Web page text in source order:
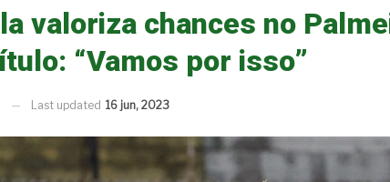
valoriza chances no
“Vamos por isso”
Last updated 16 jun, 2023